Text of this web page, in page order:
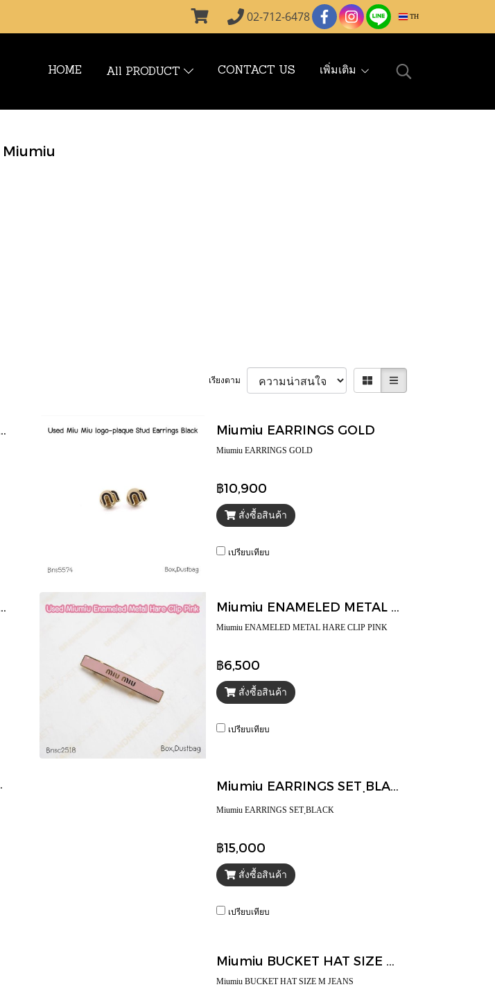
02-712-6478 TH
HOME All PRODUCT CONTACT US เพิ่มเติม
Miumiu
เรียงตาม
Miumiu EARRINGS GOLD
Miumiu EARRINGS GOLD
฿10,900
สั่งซื้อสินค้า
เปรียบเทียบ
Miumiu ENAMELED METAL HARE CLIP PINK
฿6,500
สั่งซื้อสินค้า
เปรียบเทียบ
Miumiu EARRINGS SET ฺBLACK
฿15,000
สั่งซื้อสินค้า
เปรียบเทียบ
Miumiu BUCKET HAT SIZE M JEANS